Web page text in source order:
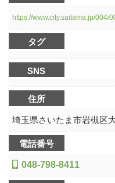
https://www.city.saitama.jp/004/
タグ
SNS
住所
埼玉県さいたま市岩槻区
電話番号
048-798-8411